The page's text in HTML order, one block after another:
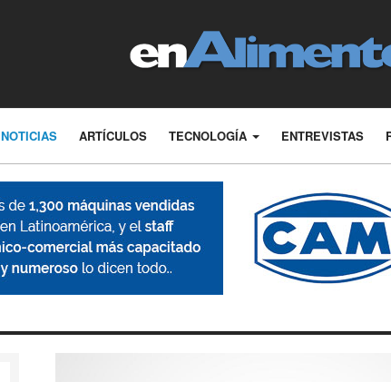
NOTICIAS ARTÍCULOS TECNOLOGÍA ENTREVISTAS